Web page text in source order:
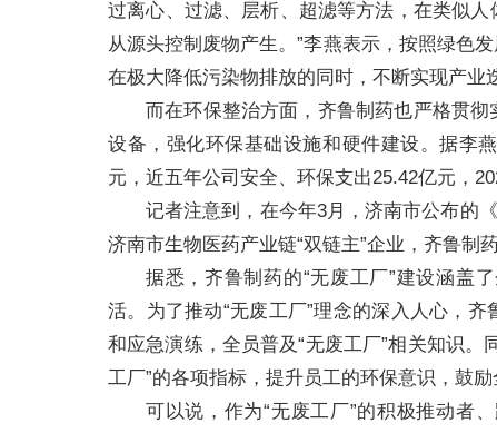
过离心、过滤、层析、超滤等方法，在类似
从源头控制废物产生。”李燕表示，按照绿色
在极大降低污染物排放的同时，不断实现产业
而在环保整治方面，齐鲁制药也严格贯
设备，强化环保基础设施和硬件建设。据李
元，近五年公司安全、环保支出25.42亿元，
记者注意到，在今年3月，济南市公布的
济南市生物医药产业链“双链主”企业，齐鲁制
据悉，齐鲁制药的“无废工厂”建设涵盖
活。为了推动“无废工厂”理念的深入人心，
和应急演练，全员普及“无废工厂”相关知识
工厂”的各项指标，提升员工的环保意识，鼓
可以说，作为“无废工厂”的积极推动者